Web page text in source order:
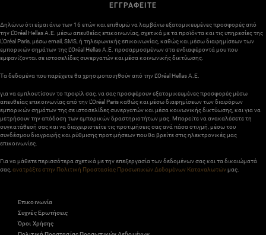
ΕΓΓΡΑΦΕΙΤΕ
Δηλώνω ότι είμαι άνω των 16 ετών και επιθυμώ να λαμβάνω εξατομικευμένες προσφορές από
την L’Oréal Hellas A.E. μέσω απευθείας επικοινωνίας, σχετικά με τα προϊόντα και τις υπηρεσίες της
L’Oréal Paris, μέσω email, SMS, ή τηλεφωνικής επικοινωνίας, καθώς και μέσω διαφημίσεων των
εμπορικών σημάτων της L’Oréal Hellas A.E. προσαρμοσμένων στα ενδιαφέροντά μου που
εμφανίζονται σε ιστοσελίδες συνεργατών και μέσα κοινωνικής δικτύωσης.
Τα δεδομένα που παρέχετε θα χρησιμοποιηθούν από την L’Oréal Hellas A.E.
για να εμπλουτίσουν το προφίλ σας, να σας προσφέρουν εξατομικευμένες προσφορές μέσω
απευθείας επικοινωνίας από την L’Oréal Paris καθώς και μέσω διαφημίσεων των διαφόρων
εμπορικών σημάτων της σε ιστοσελίδες συνεργατών και μέσα κοινωνικής δικτύωσης, και για να
μετρήσουν την απόδοση των εμπορικών δραστηριοτήτων μας. Μπορείτε να ανακαλέσετε τη
συγκατάθεσή σας και να διαχειριστείτε τις προτιμήσεις σας ανά πάσα στιγμή, μέσω του
συνδέσμου διαγραφής και ρύθμισης προτιμήσεων που θα βρείτε στις ηλεκτρονικές μας
επικοινωνίες.
Για να μάθετε περισσότερα σχετικά με την επεξεργασία των δεδομένων σας και τα δικαιώματά
σας, ανατρέξτε στην Πολιτική Προστασίας Προσωπικών Δεδομένων Καταναλωτώνμας.
Επικοινωνία
Συχνές Ερωτήσεις
Όροι Χρήσης